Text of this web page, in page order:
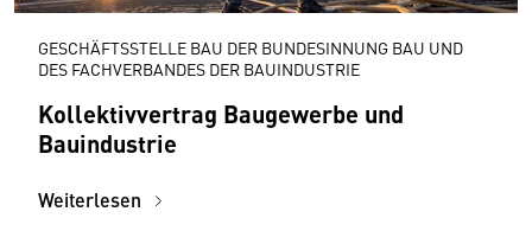
GESCHÄFTSSTELLE BAU DER BUNDESINNUNG BAU UND
DES FACHVERBANDES DER BAUINDUSTRIE
Kollektivvertrag Baugewerbe und
Bauindustrie
Weiterlesen